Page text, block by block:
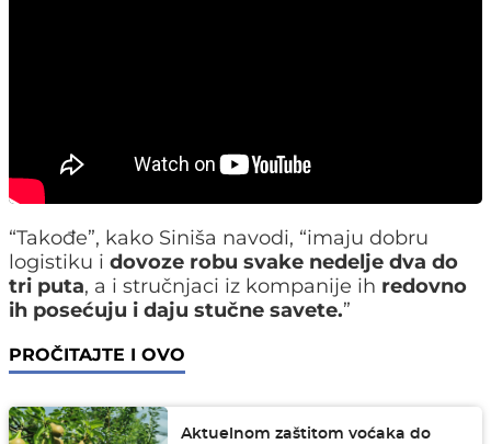
“Takođe”, kako Siniša navodi, “imaju dobru
logistiku i dovoze robu svake nedelje dva do
tri puta, a i stručnjaci iz kompanije ih redovno
ih posećuju i daju stučne savete.”
PROČITAJTE I OVO
Aktuelnom zaštitom voćaka do